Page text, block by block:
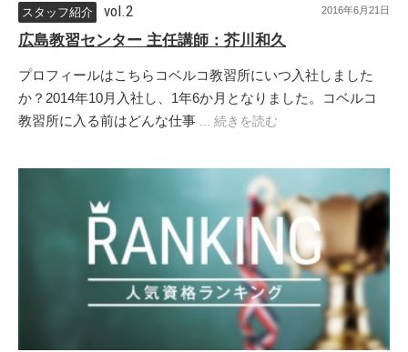
スタッフ紹介 vol.2 2016年6月21日
広島教習センター 主任講師：芥川和久
プロフィールはこちらコベルコ教習所にいつ入社しました
か？2014年10月入社し、1年6か月となりました。コベルコ
教習所に入る前はどんな仕事 ... 続きを読む